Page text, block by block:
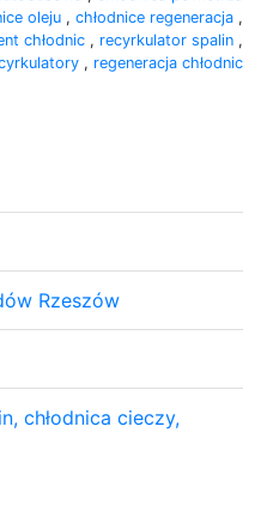
oleju , chłodnice regeneracja ,
chłodnic , recyrkulator spalin ,
, regeneracja chłodnic
Rzeszów
chłodnica cieczy,